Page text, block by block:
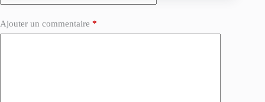
Ajouter un commentaire *